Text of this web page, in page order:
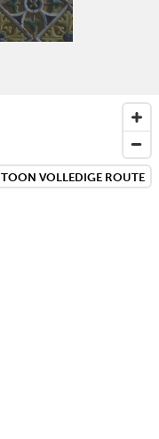
TOON VOLLEDIGE ROUTE